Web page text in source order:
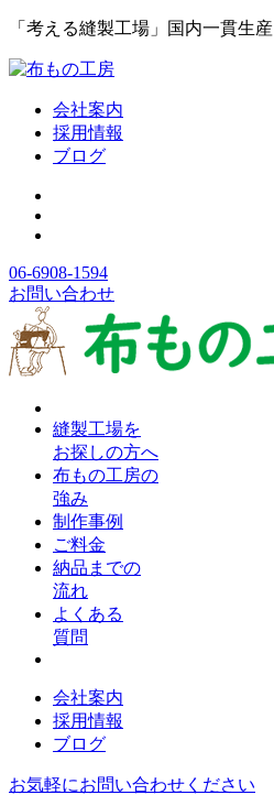
「考える縫製工場」国内一貫生産
会社案内
採用情報
ブログ
06-6908-1594
お問い合わせ
縫製工場を
お探しの方へ
布もの工房の
強み
制作事例
ご料金
納品までの
流れ
よくある
質問
会社案内
採用情報
ブログ
お気軽にお問い合わせください